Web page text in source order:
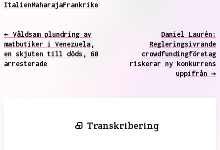
ItalienMaharajaFrankrike
← Våldsam plundring av
matbutiker i Venezuela,
en skjuten till döds, 60
arresterade
Daniel Laurén:
Regleringsivrande
crowdfundingföretag
riskerar ny konkurrens
uppifrån →
Transkribering